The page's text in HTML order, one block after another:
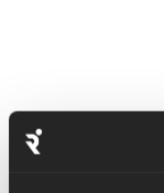
Statische
Quadrizeps und